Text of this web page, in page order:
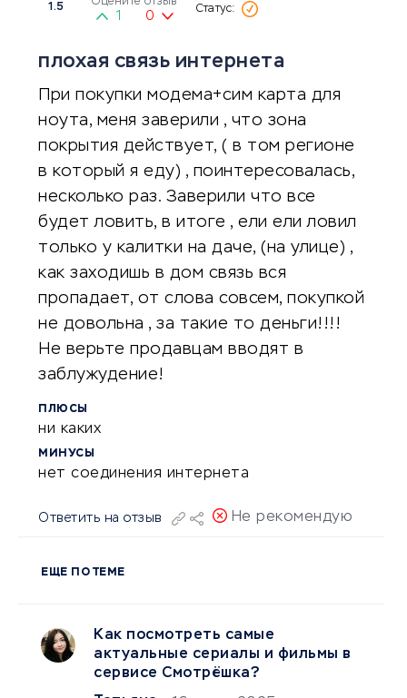
1.5
1 0
плохая связь интернета
При покупки модема+сим карта для
ноута, меня заверили , что зона
покрытия действует, ( в том регионе
в который я еду) , поинтересовалась,
несколько раз. Заверили что все
будет ловить, в итоге , ели ели ловил
только у калитки на даче, (на улице) ,
как заходишь в дом связь вся
пропадает, от слова совсем, покупкой
не довольна , за такие то деньги!!!!
Не верьте продавцам вводят в
заблужудение!
ПЛЮСЫ
ни каких
МИНУСЫ
нет соединения интернета
Ответить на отзыв Не рекомендую
ЕЩЕ ПО ТЕМЕ
Как посмотреть самые
актуальные сериалы и фильмы в
сервисе Смотрёшка?